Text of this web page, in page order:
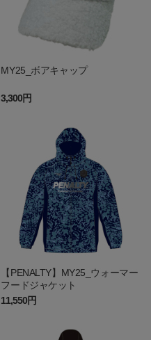
MY25_ボアキャップ
3,300円
【PENALTY】MY25_ウォーマー
フードジャケット
11,550円